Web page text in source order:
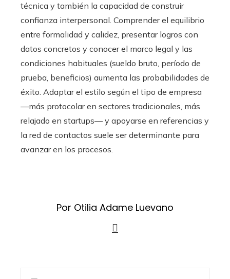
técnica y también la capacidad de construir
confianza interpersonal. Comprender el equilibrio
entre formalidad y calidez, presentar logros con
datos concretos y conocer el marco legal y las
condiciones habituales (sueldo bruto, período de
prueba, beneficios) aumenta las probabilidades de
éxito. Adaptar el estilo según el tipo de empresa
—más protocolar en sectores tradicionales, más
relajado en startups— y apoyarse en referencias y
la red de contactos suele ser determinante para
avanzar en los procesos.
Por Otilia Adame Luevano